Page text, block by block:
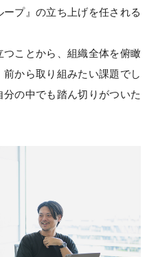
プ』の立ち上げを任される
ことから、組織全体を俯瞰
から取り組みたい課題でし
の中でも踏ん切りがついた